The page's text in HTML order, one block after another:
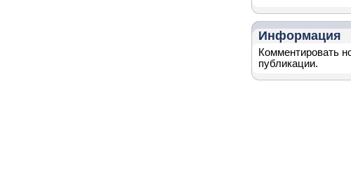
Информация
Комментировать
публикации.